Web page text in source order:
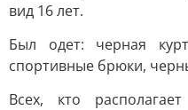
вид 16 лет.
Был одет: черная
спортивные брюки,
Всех, кто